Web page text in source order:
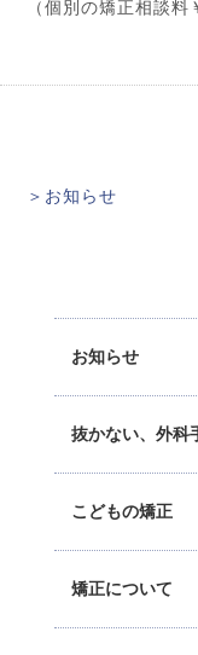
（個別の矯正相談
＞お知らせ
お知らせ
抜かない、外科
こどもの矯正
矯正について